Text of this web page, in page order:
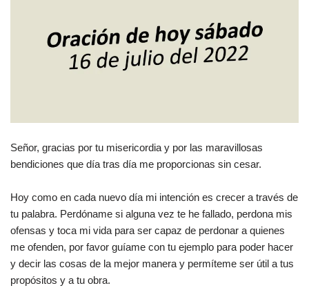
Señor, gracias por tu misericordia y por las maravillosas
bendiciones que día tras día me proporcionas sin cesar.
Hoy como en cada nuevo día mi intención es crecer a través de
tu palabra. Perdóname si alguna vez te he fallado, perdona mis
ofensas y toca mi vida para ser capaz de perdonar a quienes
me ofenden, por favor guíame con tu ejemplo para poder hacer
y decir las cosas de la mejor manera y permíteme ser útil a tus
propósitos y a tu obra.